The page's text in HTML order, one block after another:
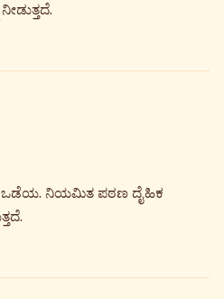
ಒಡೆಯ. ನಿಯಮಿತ ಪಠಣ ದೈಹಿಕ